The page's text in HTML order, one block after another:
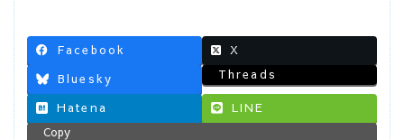
Facebook
X
Bluesky
Threads
Hatena
LINE
Copy